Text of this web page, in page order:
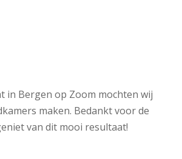
in Bergen op Zoom mochten wij
maken. Bedankt voor de
van dit mooi resultaat!